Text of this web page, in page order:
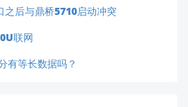
网口向下兼容1Gbps和
但实际速率会受到对端设备的
之后与鼎桥5710启动冲突
联网
有等长数据吗？